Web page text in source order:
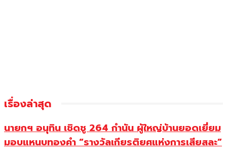
เรื่องล่าสุด
นายกฯ อนุทิน เชิดชู 264 กำนัน ผู้ใหญ่บ้านยอดเยี่ยม
มอบแหนบทองคำ “รางวัลเกียรติยศแห่งการเสียสละ”